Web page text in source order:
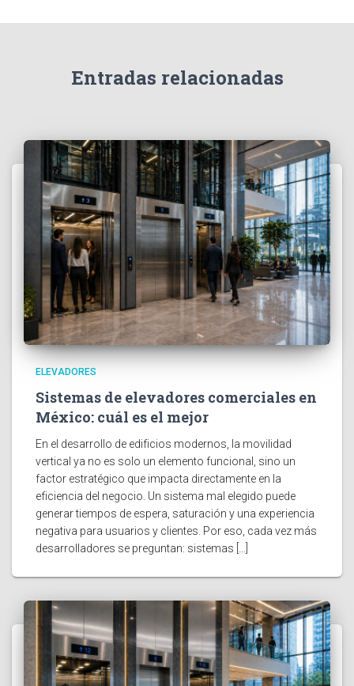
Entradas relacionadas
ELEVADORES
Sistemas de elevadores comerciales en
México: cuál es el mejor
En el desarrollo de edificios modernos, la movilidad
vertical ya no es solo un elemento funcional, sino un
factor estratégico que impacta directamente en la
eficiencia del negocio. Un sistema mal elegido puede
generar tiempos de espera, saturación y una experiencia
negativa para usuarios y clientes. Por eso, cada vez más
desarrolladores se preguntan: sistemas […]